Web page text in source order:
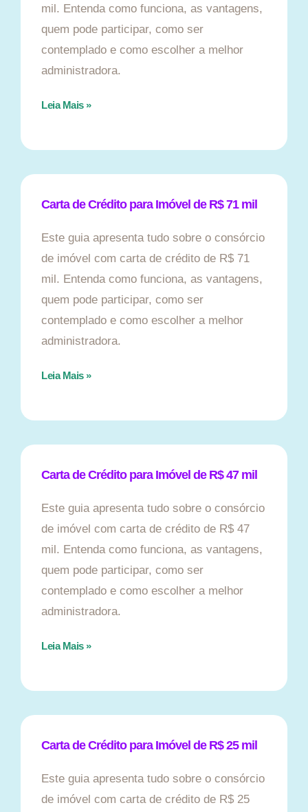
mil. Entenda como funciona, as vantagens,
quem pode participar, como ser
contemplado e como escolher a melhor
administradora.
Leia Mais »
Carta de Crédito para Imóvel de R$ 71 mil
Este guia apresenta tudo sobre o consórcio
de imóvel com carta de crédito de R$ 71
mil. Entenda como funciona, as vantagens,
quem pode participar, como ser
contemplado e como escolher a melhor
administradora.
Leia Mais »
Carta de Crédito para Imóvel de R$ 47 mil
Este guia apresenta tudo sobre o consórcio
de imóvel com carta de crédito de R$ 47
mil. Entenda como funciona, as vantagens,
quem pode participar, como ser
contemplado e como escolher a melhor
administradora.
Leia Mais »
Carta de Crédito para Imóvel de R$ 25 mil
Este guia apresenta tudo sobre o consórcio
de imóvel com carta de crédito de R$ 25